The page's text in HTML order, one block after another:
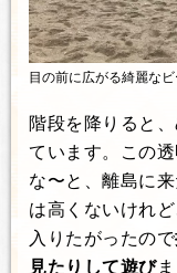
目の前に広がる綺麗なビ
階段を降りると
ています。この
な〜と、離島に
は高くないけれ
入りたがったので
見たりして遊び